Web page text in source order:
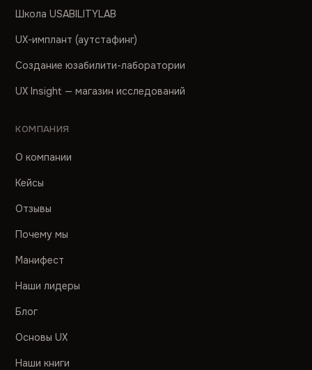
Школа USABILITYLAB
UX-имплант (аутстафинг)
Создание юзабилити-лаборатории
UX Insight — магазин исследований
КОМПАНИЯ
О компании
Кейсы
Отзывы
Почему мы
Манифест
Наши лидеры
Блог
Основы UX
Наши книги